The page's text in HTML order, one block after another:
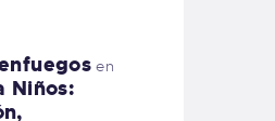
en
Niños: